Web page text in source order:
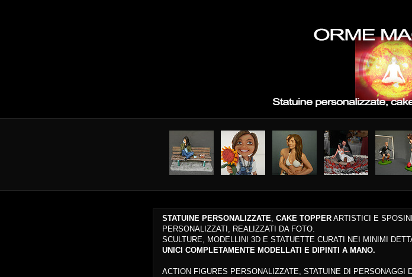
STATUINE PERSONALIZZATE, CAKE TOPPER ARTISTICI
E SPOSINI
PERSONALIZZATI, REALIZZATI DA FOTO.
SCULTURE, MODELLINI 3D E STATUETTE CURATI NEI MINIMI
UNICI COMPLETAMENTE MODELLATI E DIPINTI A MANO.
ACTION FIGURES PERSONALIZZATE, STATUINE DI PERSONAGGI